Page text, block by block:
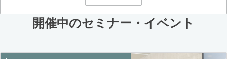
開催中のセミナー・イベント